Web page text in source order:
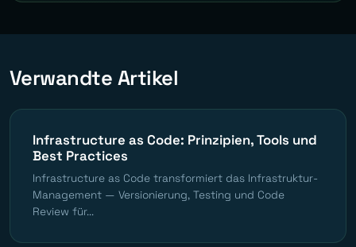
Verwandte Artikel
Infrastructure as Code: Prinzipien, Tools und
Best Practices
Infrastructure as Code transformiert das Infrastruktur-
Management — Versionierung, Testing und Code
Review für...